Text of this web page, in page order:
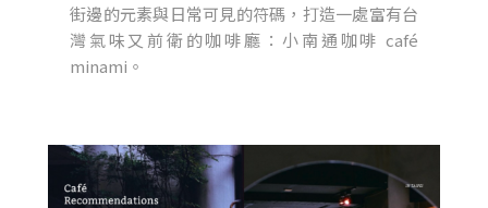
街邊的元素與日常可見的符碼，打造一處富有台
灣氣味又前衛的咖啡廳：小南通咖啡 café
minami。